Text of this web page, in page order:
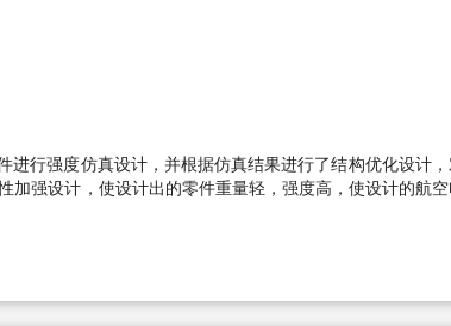
行强度仿真设计，并根据仿真结果进行了结构优化设计
加强设计，使设计出的零件重量轻，强度高，使设计的航